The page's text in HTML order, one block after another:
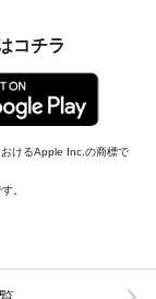
コチラ
けるApple Inc.の商標で
。